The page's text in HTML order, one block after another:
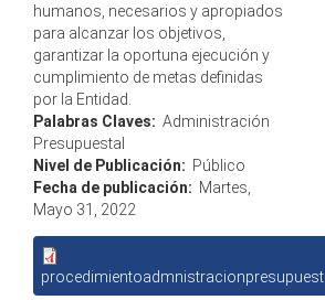
humanos, necesarios y apropiados
para alcanzar los objetivos,
garantizar la oportuna ejecución y
cumplimiento de metas definidas
por la Entidad.
Palabras Claves: Administración
Presupuestal
Nivel de Publicación: Público
Fecha de publicación: Martes,
Mayo 31, 2022